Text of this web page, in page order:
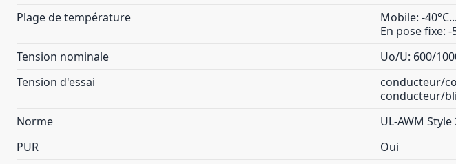
Plage de température
Mobile: -
En pose fixe: -
Tension nominale
Uo/U: 600/
Tension d'essai
conducteur/
conducteur/
Norme
UL-AWM Style
PUR
Oui